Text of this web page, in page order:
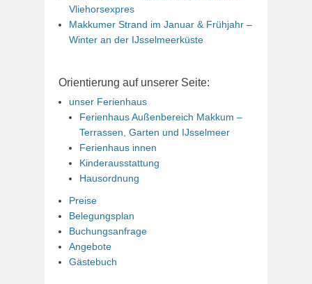
Vliehorsexpres
Makkumer Strand im Januar & Frühjahr –
Winter an der IJsselmeerküste
Orientierung auf unserer Seite:
unser Ferienhaus
Ferienhaus Außenbereich Makkum –
Terrassen, Garten und IJsselmeer
Ferienhaus innen
Kinderausstattung
Hausordnung
Preise
Belegungsplan
Buchungsanfrage
Angebote
Gästebuch